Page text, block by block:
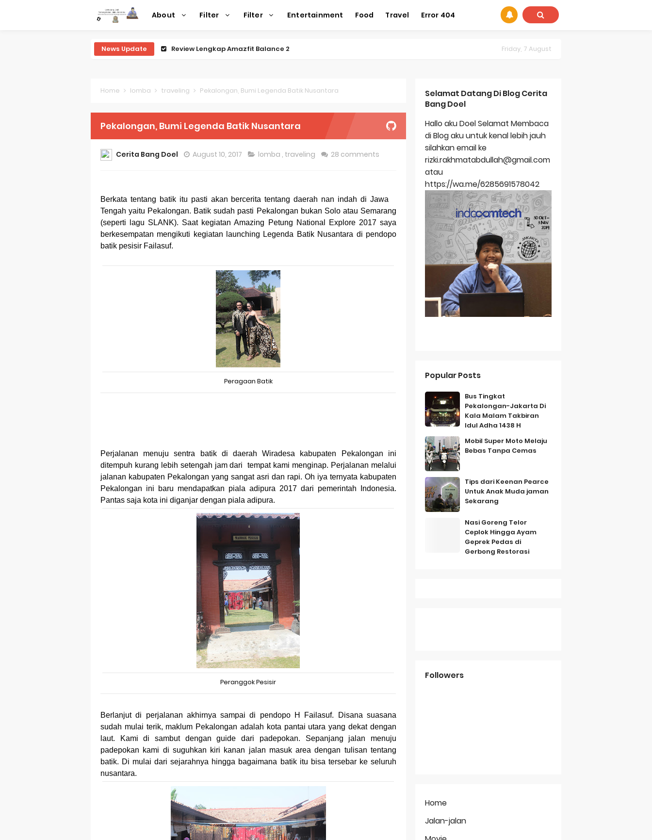
About Filter Filter Entertainment Food Travel Error 404
News Update Review Lengkap Amazfit Balance 2
Review Lengkap Huawei Watch GT 5 Pro
Review Lengkap Samsung Galaxy Watch 7
Perubahan Regulasi Merek Dagang
Review Lengkap Apple Watch Series 10
Merek Dagang dari Masa ke Masa
Multinational Trademarks
Review Oppo Reno 15 Pro: Smartphone Premium dengan Kamera 200MP dan Baterai Tahan Lama
Review Vivo V70 FE: Smartphone Fan Edition dengan Fitur Flagship Harga Lebih Bersahabat
Review Vivo V70: Smartphone Stylish dengan Performa Seimbang di Kelasnya
Merek Dagang dan Pertumbuhan Usaha
Merek Dagang dalam Strategi Bisnis
Merek Dagang dalam Perusahaan Besar
Trademark as a Business Asset
Global Trademark Protection System
Brand Adaptation Across Different Countries
Vivo v70 series: mid-range rasa flagship dengan kamera zeiss & baterai jumbo
Apple Watch Series 10 vs Samsung Galaxy Watch 7 Review Lengkap 2026
Friday, 7 August
Home lomba traveling Pekalongan, Bumi Legenda Batik Nusantara
Pekalongan, Bumi Legenda Batik Nusantara
Cerita Bang Doel August 10, 2017 lomba , traveling 28 comments
Berkata tentang batik itu pasti akan bercerita tentang daerah nan indah di Jawa
Tengah yaitu Pekalongan. Batik sudah pasti Pekalongan bukan Solo atau Semarang
(seperti lagu SLANK). Saat kegiatan Amazing Petung National Explore 2017 saya
berkesempatan mengikuti kegiatan launching Legenda Batik Nusantara di pendopo
batik pesisir Failasuf.
Peragaan Batik
Perjalanan menuju sentra batik di daerah Wiradesa kabupaten Pekalongan ini
ditempuh kurang lebih setengah jam dari
tempat kami menginap. Perjalanan melalui
jalanan kabupaten Pekalongan yang sangat asri dan rapi. Oh iya ternyata kabupaten
Pekalongan ini baru mendapatkan piala adipura 2017 dari pemerintah Indonesia.
Pantas saja kota ini diganjar dengan piala adipura.
Peranggok Pesisir
Berlanjut di perjalanan akhirnya sampai di pendopo H Failasuf. Disana suasana
sudah mulai terik, maklum Pekalongan adalah kota pantai utara yang dekat dengan
laut. Kami di sambut dengan guide dari padepokan. Sepanjang jalan menuju
padepokan kami di suguhkan kiri kanan jalan masuk area dengan tulisan tentang
batik. Di mulai dari sejarahnya hingga bagaimana batik itu bisa tersebar ke seluruh
nusantara.
Selamat Datang Di Blog Cerita
Bang Doel
Hallo aku Doel Selamat Membaca
di Blog aku untuk kenal lebih jauh
silahkan email ke
rizki.rakhmatabdullah@gmail.com
atau
https://wa.me/6285691578042
Popular Posts
Bus Tingkat
Pekalongan-Jakarta Di
Kala Malam Takbiran
Idul Adha 1438 H
Mobil Super Moto Melaju
Bebas Tanpa Cemas
Tips dari Keenan Pearce
Untuk Anak Muda jaman
Sekarang
Nasi Goreng Telor
Ceplok Hingga Ayam
Geprek Pedas di
Gerbong Restorasi
Followers
Home
Jalan-jalan